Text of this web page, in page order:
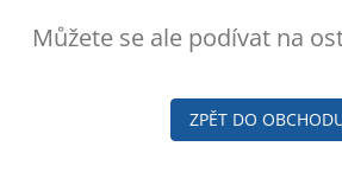
Můžete se ale podívat na
ZPĚT DO